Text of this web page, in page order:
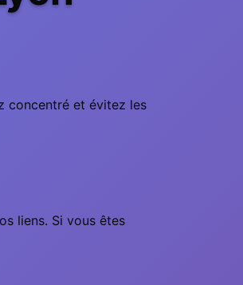
concentré et évitez les
liens. Si vous êtes